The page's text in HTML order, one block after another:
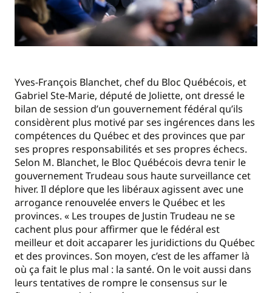
Yves-François Blanchet, chef du Bloc Québécois, et
Gabriel Ste-Marie, député de Joliette, ont dressé le
bilan de session d’un gouvernement fédéral qu’ils
considèrent plus motivé par ses ingérences dans les
compétences du Québec et des provinces que par
ses propres responsabilités et ses propres échecs.
Selon M. Blanchet, le Bloc Québécois devra tenir le
gouvernement Trudeau sous haute surveillance cet
hiver. Il déplore que les libéraux agissent avec une
arrogance renouvelée envers le Québec et les
provinces. « Les troupes de Justin Trudeau ne se
cachent plus pour affirmer que le fédéral est
meilleur et doit accaparer les juridictions du Québec
et des provinces. Son moyen, c’est de les affamer là
où ça fait le plus mal : la santé. On le voit aussi dans
leurs tentatives de rompre le consensus sur le